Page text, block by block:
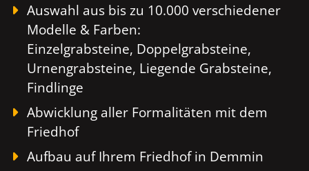
Auswahl aus bis zu 10.000 verschiedener
Modelle & Farben:
Einzelgrabsteine, Doppelgrabsteine,
Urnengrabsteine, Liegende Grabsteine,
Findlinge
Abwicklung aller Formalitäten mit dem
Friedhof
Aufbau auf Ihrem Friedhof in Demmin